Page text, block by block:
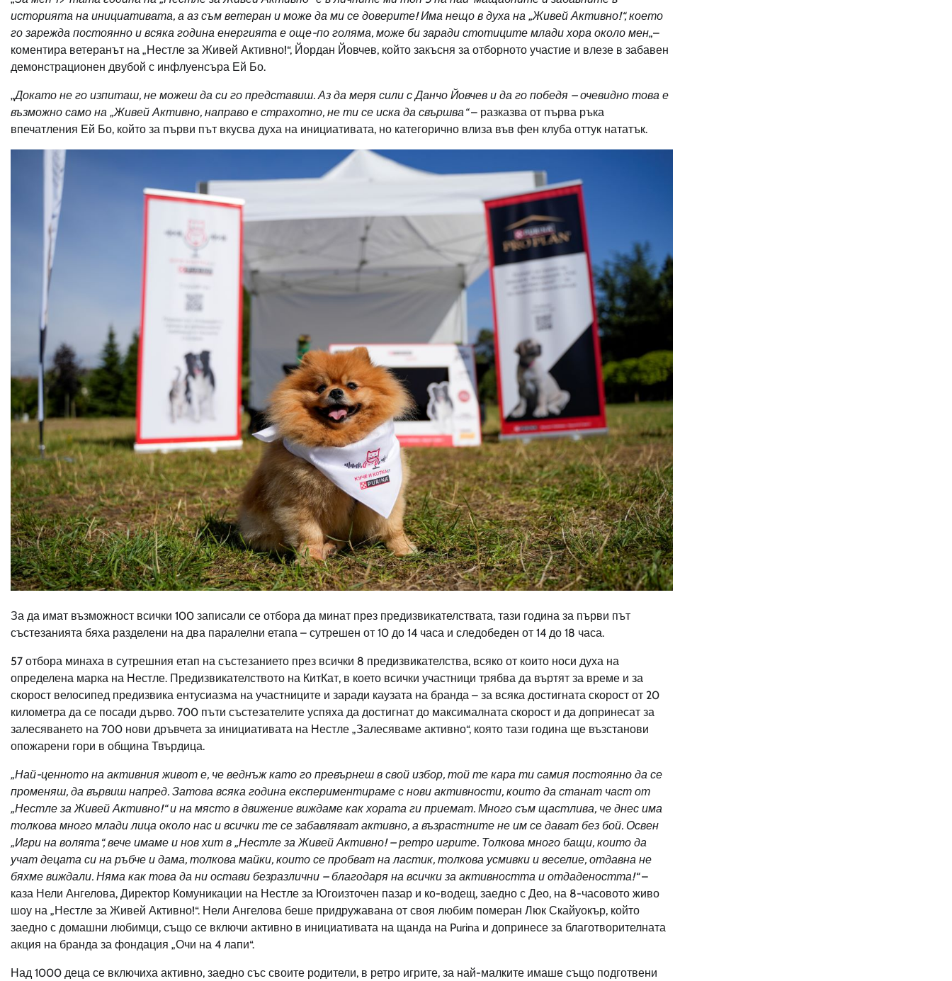
историята на инициативата, а аз съм ветеран и може да ми се доверите! Има нещо в духа на „Живей Активно!“, което
го зарежда постоянно и всяка година енергията е още-по голяма, може би заради стотиците млади хора около мен„–
коментира ветеранът на „Нестле за Живей Активно!“, Йордан Йовчев, който закъсня за отборното участие и влезе в забавен
демонстрационен двубой с инфлуенсъра Ей Бо.
„Докато не го изпиташ, не можеш да си го представиш. Аз да меря сили с Данчо Йовчев и да го победя – очевидно това е
възможно само на „Живей Активно, направо е страхотно, не ти се иска да свършва“– разказва от първа ръка
впечатления Ей Бо, който за първи път вкусва духа на инициативата, но категорично влиза във фен клуба оттук нататък.
За да имат възможност всички 100 записали се отбора да минат през предизвикателствата, тази година за първи път
състезанията бяха разделени на два паралелни етапа – сутрешен от 10 до 14 часа и следобеден от 14 до 18 часа.
57 отбора минаха в сутрешния етап на състезанието през всички 8 предизвикателства, всяко от които носи духа на
определена марка на Нестле. Предизвикателството на КитКат, в което всички участници трябва да въртят за време и за
скорост велосипед предизвика ентусиазма на участниците и заради каузата на бранда – за всяка достигната скорост от 20
километра да се посади дърво. 700 пъти състезателите успяха да достигнат до максималната скорост и да допринесат за
залесяването на 700 нови дръвчета за инициативата на Нестле „Залесяваме активно“, която тази година ще възстанови
опожарени гори в община Твърдица.
„Най-ценното на активния живот е, че веднъж като го превърнеш в свой избор, той те кара ти самия постоянно да се
променяш, да вървиш напред. Затова всяка година експериментираме с нови активности, които да станат част от
„Нестле за Живей Активно!“ и на място в движение виждаме как хората ги приемат. Много съм щастлива, че днес има
толкова много млади лица около нас и всички те се забавляват активно, а възрастните не им се дават без бой. Освен
„Игри на волята“, вече имаме и нов хит в „Нестле за Живей Активно! – ретро игрите. Толкова много бащи, които да
учат децата си на ръбче и дама, толкова майки, които се пробват на ластик, толкова усмивки и веселие, отдавна не
бяхме виждали. Няма как това да ни остави безразлични – благодаря на всички за активността и отдадеността!“–
каза Нели Ангелова, Директор Комуникации на Нестле за Югоизточен пазар и ко-водещ, заедно с Део, на 8-часовото живо
шоу на „Нестле за Живей Активно!“. Нели Ангелова беше придружавана от своя любим померан Люк Скайуокър, който
заедно с домашни любимци, също се включи активно в инициативата на щанда на Purina и допринесе за благотворителната
акция на бранда за фондация „Очи на 4 лапи“.
Над 1000 деца се включиха активно, заедно със своите родители, в ретро игрите, за най-малките имаше също подготвени